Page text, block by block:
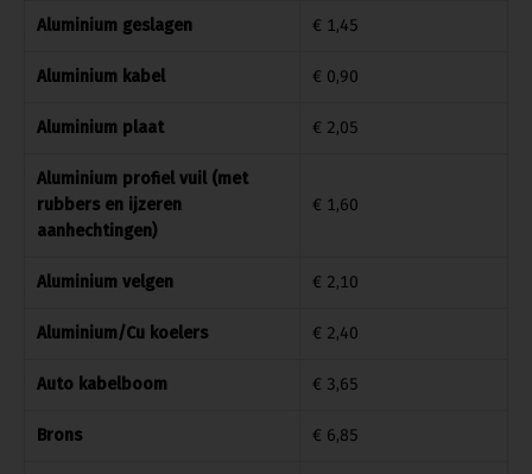
Aluminium geslagen € 1,45
Aluminium kabel € 0,90
Aluminium plaat € 2,05
Aluminium profiel vuil (met
rubbers en ijzeren
aanhechtingen)
€ 1,60
Aluminium velgen € 2,10
Aluminium/Cu koelers € 2,40
Auto kabelboom € 3,65
Brons € 6,85